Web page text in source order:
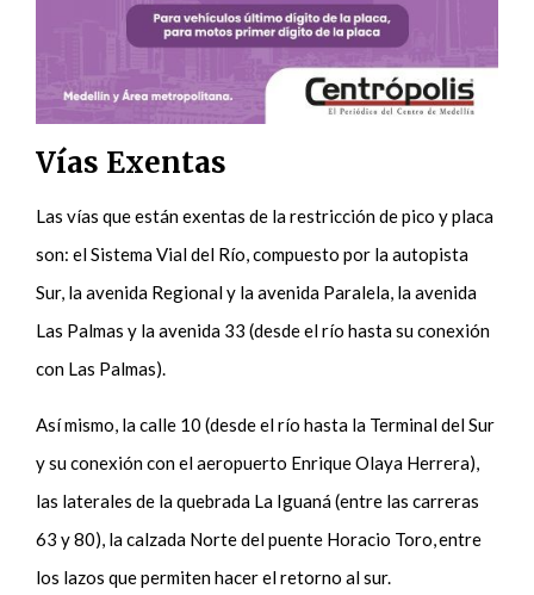
Vías Exentas
Las vías que están exentas de la restricción de pico y placa
son: el Sistema Vial del Río, compuesto por la autopista
Sur, la avenida Regional y la avenida Paralela, la avenida
Las Palmas y la avenida 33 (desde el río hasta su conexión
con Las Palmas).
Así mismo, la calle 10 (desde el río hasta la Terminal del Sur
y su conexión con el aeropuerto Enrique Olaya Herrera),
las laterales de la quebrada La Iguaná (entre las carreras
63 y 80), la calzada Norte del puente Horacio Toro, entre
los lazos que permiten hacer el retorno al sur.